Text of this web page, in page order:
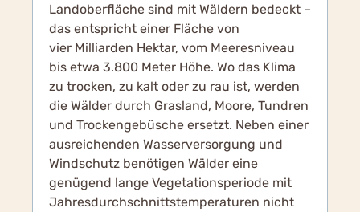
Landoberfläche sind mit Wäldern bedeckt –
das entspricht einer Fläche von
vier Milliarden Hektar, vom Meeresniveau
bis etwa 3.800 Meter Höhe. Wo das Klima
zu trocken, zu kalt oder zu rau ist, werden
die Wälder durch Grasland, Moore, Tundren
und Trockengebüsche ersetzt. Neben einer
ausreichenden Wasserversorgung und
Windschutz benötigen Wälder eine
genügend lange Vegetationsperiode mit
Jahresdurchschnittstemperaturen nicht